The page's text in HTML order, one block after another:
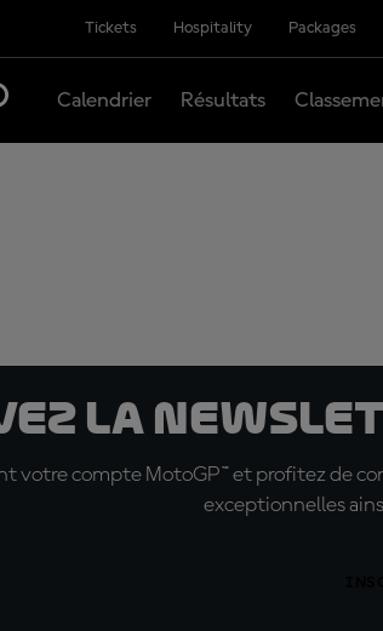
Tickets Hospitality Packages
Calendrier Résultats
la
votre compte MotoGP™ et profitez de
exceptionnelles